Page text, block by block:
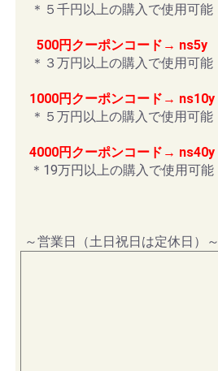
＊５千円以上の購入で使用可能
500円クーポンコード→ ns5y
＊３万円以上の購入で使用可能
1000円クーポンコード→ ns10y
＊５万円以上の購入で使用可能
4000円クーポンコード→ ns40y
＊19万円以上の購入で使用可能
～営業日（土日祝日は定休日）～